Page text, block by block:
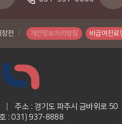
장전 개인정보처리방침 비급여진료
주소 : 경기도 파주시 금바위로 50
: 031) 937-8888